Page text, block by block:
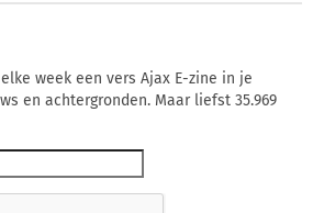
week een vers Ajax E-zine in je
en achtergronden. Maar liefst 35.969